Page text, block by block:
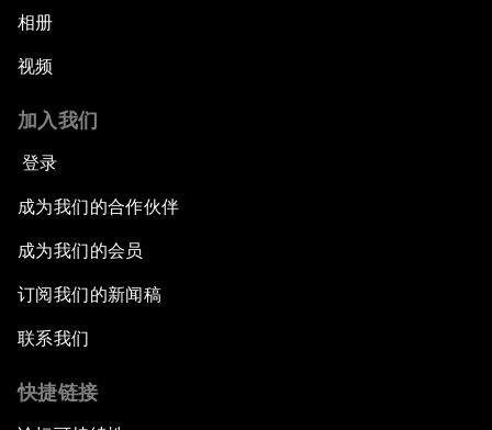
相册
视频
加入我们
登录
成为我们的合作伙伴
成为我们的会员
订阅我们的新闻稿
联系我们
快捷链接